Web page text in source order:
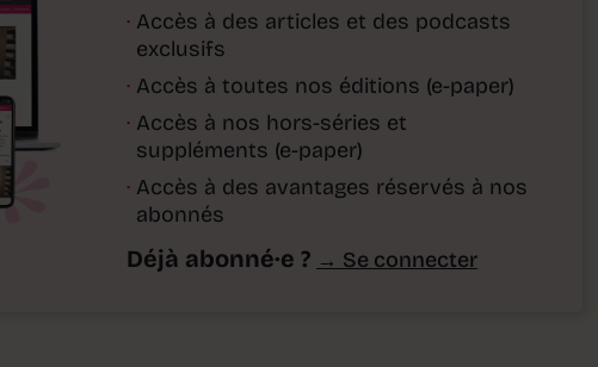
· Accès à des articles et des podcasts
exclusifs
· Accès à toutes nos éditions (e-paper)
· Accès à nos hors-séries et
suppléments (e-paper)
· Accès à des avantages réservés à nos
abonnés
Déjà abonné·e ? → Se connecter